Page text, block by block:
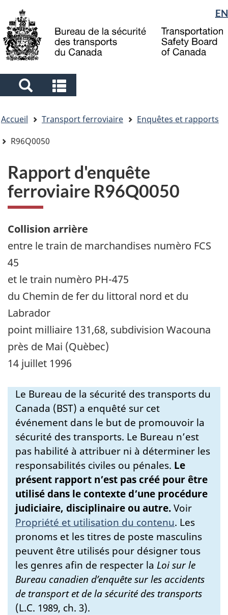
to
main
to
"About
government"
à
la
Sélection
de
la
langue
EN
Search
and
menus
and
menus
êtes
ici
Accueil Transport ferroviaire
Enquêtes et rapports
R96Q0050
Rapport d'enquête
ferroviaire R96Q0050
Collision arrière
entre le train de marchandises numèro FCS
45
et le train numèro PH-475
du Chemin de fer du littoral nord et du
Labrador
point milliaire 131,68, subdivision Wacouna
près de Mai (Quèbec)
14 juillet 1996
Le Bureau de la sécurité des transports du
Canada (BST) a enquêté sur cet
événement dans le but de promouvoir la
sécurité des transports. Le Bureau n’est
pas habilité à attribuer ni à déterminer les
responsabilités civiles ou pénales. Le
présent rapport n’est pas créé pour être
utilisé dans le contexte d’une procédure
judiciaire, disciplinaire ou autre.Voir
Propriété et utilisation du contenu. Les
pronoms et les titres de poste masculins
peuvent être utilisés pour désigner tous
les genres afin de respecter la Loi sur le
Bureau canadien d’enquête sur les accidents
de transport et de la sécurité des transports
(L.C. 1989, ch. 3).